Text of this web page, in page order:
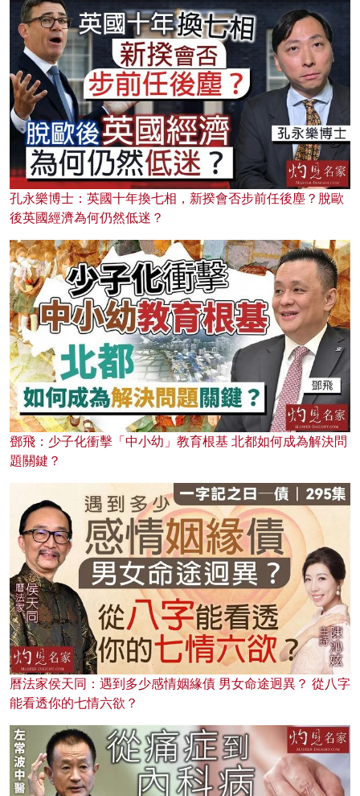
孔永樂博士：英國十年換七相，新揆會否步前任後塵？脫歐
後英國經濟為何仍然低迷？
鄧飛：少子化衝擊「中小幼」教育根基 北都如何成為解決問
題關鍵？
曆法家侯天同：遇到多少感情姻緣債 男女命途迥異？ 從八字
能看透你的七情六欲？